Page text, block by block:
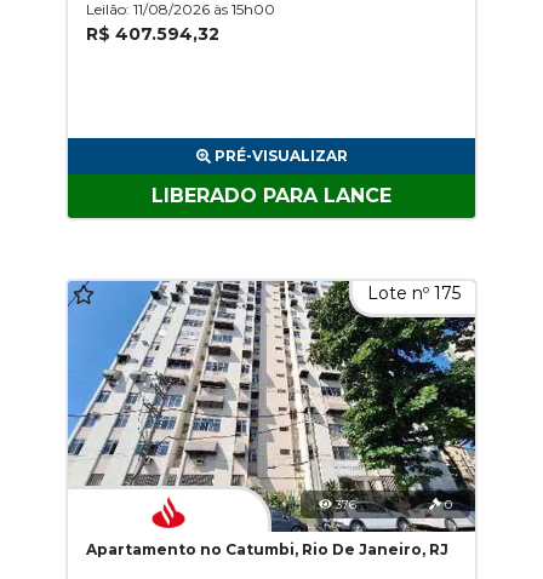
Leilão: 11/08/2026 às 15h00
R$ 407.594,32
PRÉ-VISUALIZAR
LIBERADO PARA LANCE
Lote nº 175
376 0
Apartamento no Catumbi, Rio De Janeiro, RJ